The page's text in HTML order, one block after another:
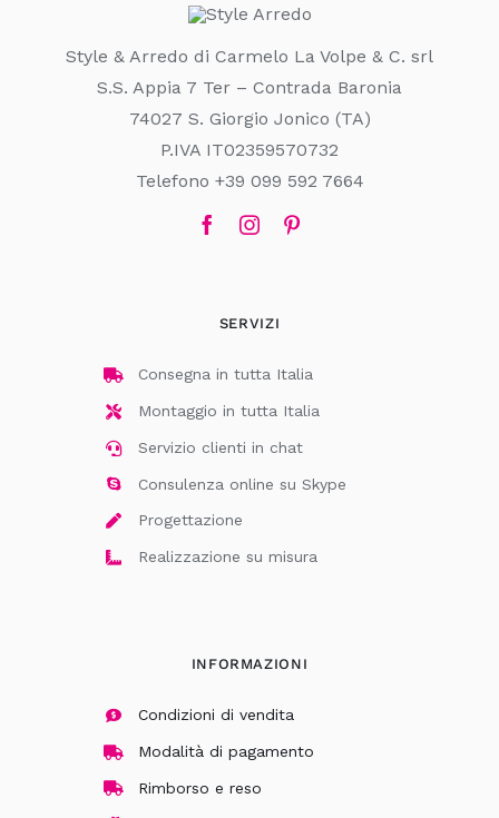
Style & Arredo di Carmelo La Volpe & C. srl
S.S. Appia 7 Ter – Contrada Baronia
74027 S. Giorgio Jonico (TA)
P.IVA IT02359570732
Telefono +39 099 592 7664
SERVIZI
Consegna in tutta Italia
Montaggio in tutta Italia
Servizio clienti in chat
Consulenza online su Skype
Progettazione
Realizzazione su misura
INFORMAZIONI
Condizioni di vendita
Modalità di pagamento
Rimborso e reso